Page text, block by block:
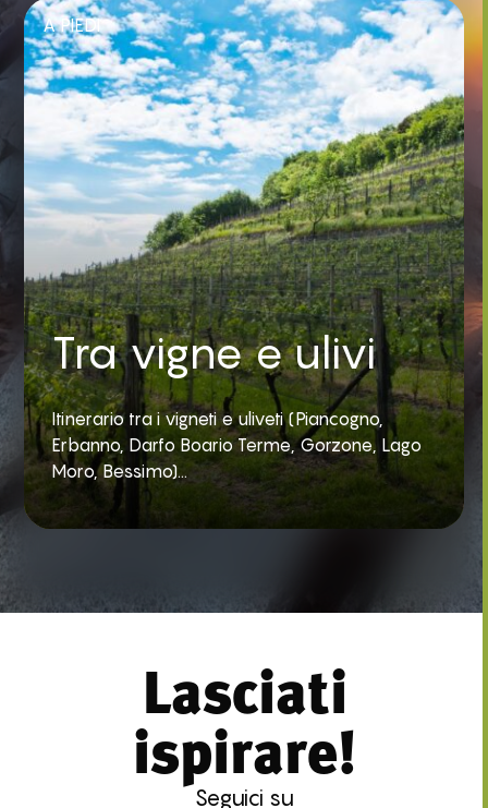
A PIEDI
Tra vigne e ulivi
Itinerario tra i vigneti e uliveti (Piancogno,
Erbanno, Darfo Boario Terme, Gorzone, Lago
Moro, Bessimo)...
Lasciati
ispirare!
Seguici su